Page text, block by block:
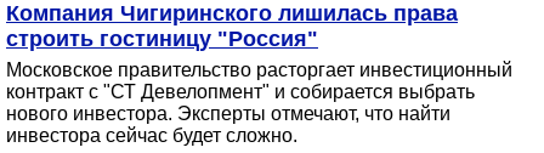
Компания Чигиринского лишилась права
строить гостиницу "Россия"
Московское правительство расторгает инвестиционный
контракт с "СТ Девелопмент" и собирается выбрать
нового инвестора. Эксперты отмечают, что найти
инвестора сейчас будет сложно.